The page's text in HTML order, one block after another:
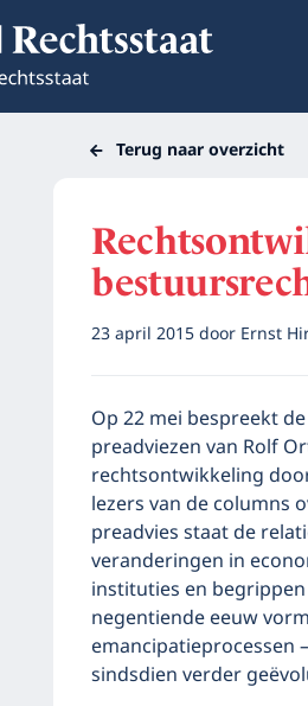
Terug naar overzicht
23 april 2015door Ernst
Op 22 mei bespreekt
preadviezen van Rolf
rechtsontwikkeling
lezers van de columns
preadvies staat de
veranderingen in
instituties en
negentiende eeuw
emancipatieprocessen
sindsdien verder